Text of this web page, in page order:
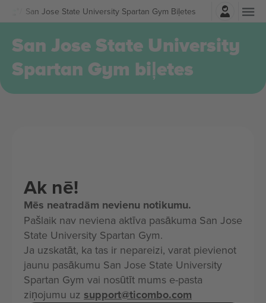
San Jose State University Spartan Gym Biļetes
Pierakstīties
San Jose State University
Spartan Gym biļetes
Ak nē!
Mēs neatradām nevienu notikumu.
Pašlaik nav neviena aktīva pasākuma San Jose
State University Spartan Gym.
Ja uzskatāt, ka tas ir nepareizi, varat pievienot
jaunu pasākumu San Jose State University
Spartan Gym vai nosūtīt mums e-pasta
ziņojumu uz support@ticombo.com